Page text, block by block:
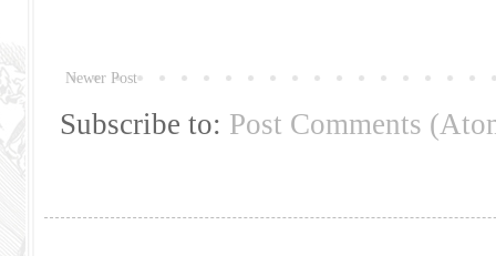
Newer Post
Subscribe to: Post Comments